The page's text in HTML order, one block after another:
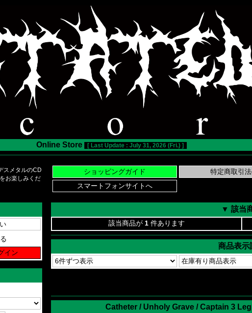
Online Store [ Last Update : July 31, 2026 (Fri.) ]
スメタルのCD
お楽しみくだ
▼ 該当
該当商品が 1 件あります
商品表示
Catheter / Unholy Grave / Captain 3